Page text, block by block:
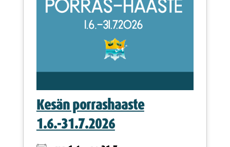
Kesän porrashaaste
1.6.-31.7.2026